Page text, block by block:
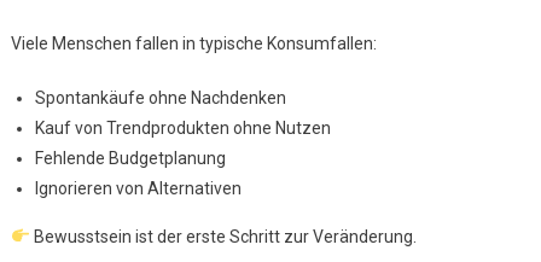
Viele Menschen fallen in typische Konsumfallen:
Spontankäufe ohne Nachdenken
Kauf von Trendprodukten ohne Nutzen
Fehlende Budgetplanung
Ignorieren von Alternativen
Bewusstsein ist der erste Schritt zur Veränderung.